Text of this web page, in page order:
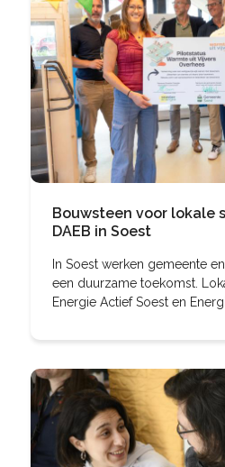
Bouwsteen voor lokale
DAEB in Soest
In Soest werken gemeente
een duurzame toekomst.
Energie Actief Soest en
het